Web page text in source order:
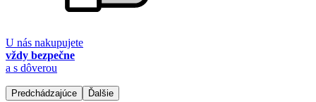
U nás nakupujete
vždy bezpečne
a s dôverou
Predchádzajúce Ďalšie